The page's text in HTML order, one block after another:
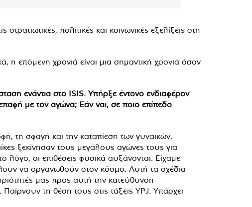
πολιτικές και κοινωνικές εξελίξεις στη
επόμενη χρονιά είναι μια σημαντική χρονιά όσον
ενάντια στο ISIS. Υπήρξε έντονο ενδιαφέρον
με τον αγώνα; Εάν ναι, σε ποιο επίπεδο
τη σφαγή και την καταπίεση των γυναικών,
ξεκίνησαν τους μεγάλους αγώνες τους για
οι επιθέσεις φυσικά αυξάνονται. Είχαμε
να οργανωθούν στον κόσμο. Αυτή τα σχέδια
μας προς αυτή την κατεύθυνση
τη θέση τους στις τάξεις YPJ. Υπάρχει